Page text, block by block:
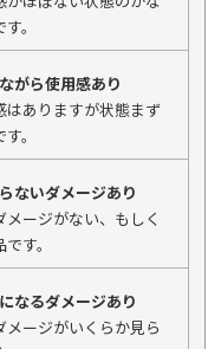
。
がら使用感あり
はありますが状態まず
。
ないダメージあり
メージがない、もしく
す。
なるダメージあり
メージがいくらか見ら